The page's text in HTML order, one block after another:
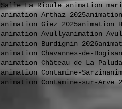
Salle La Rioule animation
animation Arthaz 2025
animation Giez 2025animation
animation Avullyanimation
animation Burdignin 2026
animation Chavannes-de-Bogis
animation Château de La Palud
animation Contamine-Sarzin
animation Contamine-sur-Arve